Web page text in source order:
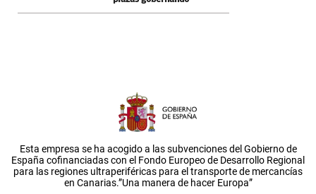
Esta empresa se ha acogido a las subvenciones del Gobierno de
España cofinanciadas con el Fondo Europeo de Desarrollo Regional
para las regiones ultraperiféricas para el transporte de mercancías
en Canarias.”Una manera de hacer Europa”